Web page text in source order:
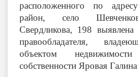
расположенного по
район, село
Свердликова, 198 выявлена
правообладателя,
объектом
собственности Яровая